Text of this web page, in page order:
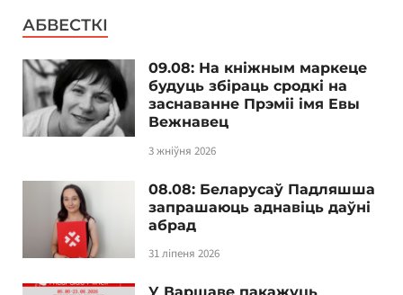
АБВЕСТКІ
09.08: На кніжным маркеце
будуць збіраць сродкі на
заснаванне Прэміі імя Евы
Вежнавец
3 жніўня 2026
08.08: Беларусаў Падляшша
запрашаюць аднавіць даўні
абрад
31 ліпеня 2026